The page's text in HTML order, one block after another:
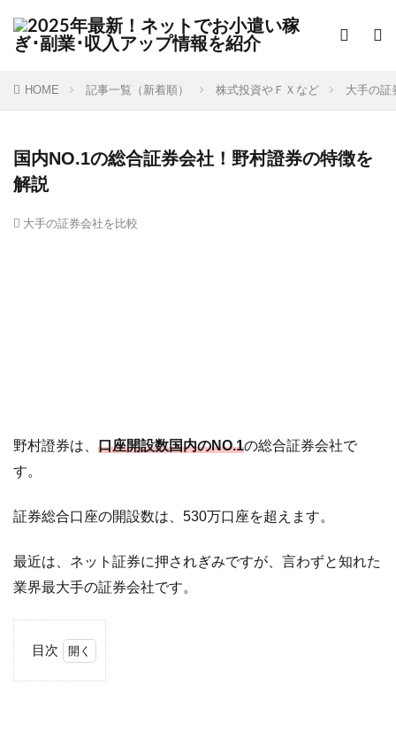
HOME 記事一覧（新着順） 株式投資やＦＸなど 大手の証
国内NO.1の総合証券会社！野村證券の特徴を
解説
大手の証券会社を比較
野村證券は、 口座開設数国内のNO.1の総合証券会社で
す。
証券総合口座の開設数は、530万口座を超えます。
最近は、ネット証券に押されぎみですが、言わずと知れた
業界最大手の証券会社です。
目次